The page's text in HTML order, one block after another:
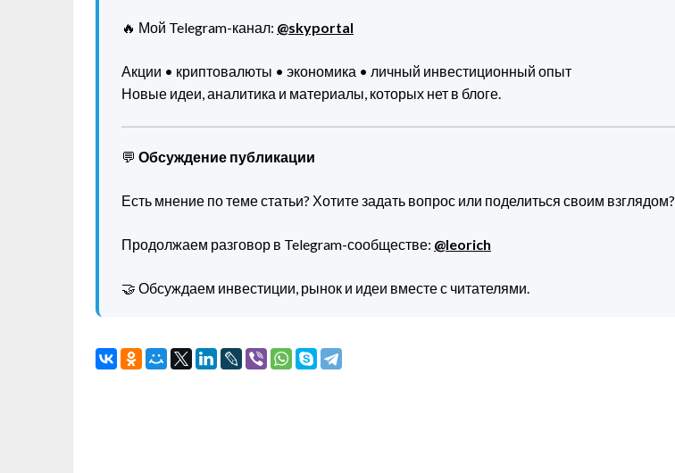
🔥 Мой Telegram-канал: @skyportal
Акции • криптовалюты • экономика • личный инвестиционный опыт
Новые идеи, аналитика и материалы, которых нет в блоге.
💬 Обсуждение публикации
Есть мнение по теме статьи? Хотите задать вопрос или поделиться своим взглядом?
Продолжаем разговор в Telegram-сообществе: @leorich
🤝 Обсуждаем инвестиции, рынок и идеи вместе с читателями.